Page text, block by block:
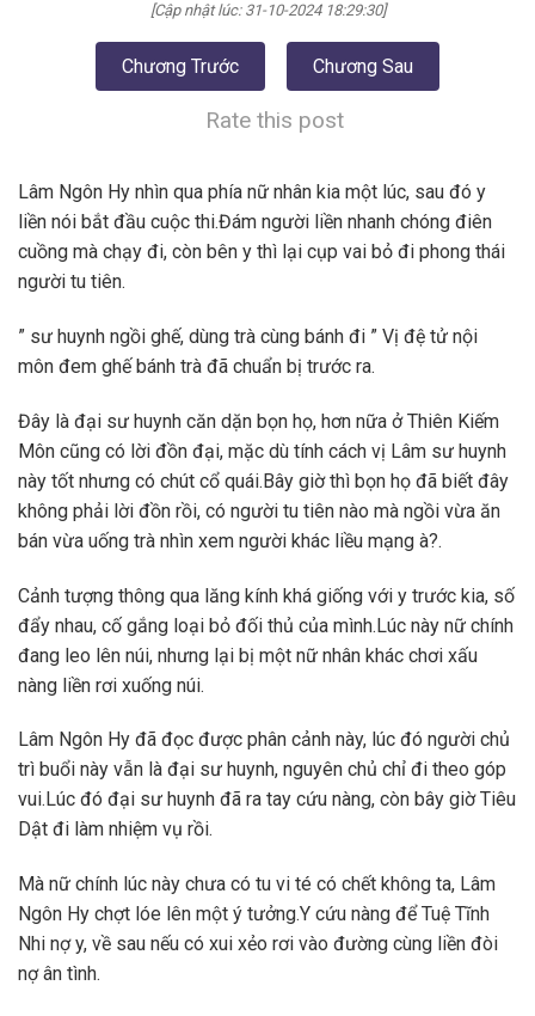
[Cập nhật lúc: 31-10-2024 18:29:30]
Chương Trước Chương Sau
Rate this post
Lâm Ngôn Hy nhìn qua phía nữ nhân kia một lúc, sau đó y
liền nói bắt đầu cuộc thi.Đám người liền nhanh chóng điên
cuồng mà chạy đi, còn bên y thì lại cụp vai bỏ đi phong thái
người tu tiên.
” sư huynh ngồi ghế, dùng trà cùng bánh đi ” Vị đệ tử nội
môn đem ghế bánh trà đã chuẩn bị trước ra.
Đây là đại sư huynh căn dặn bọn họ, hơn nữa ở Thiên Kiếm
Môn cũng có lời đồn đại, mặc dù tính cách vị Lâm sư huynh
này tốt nhưng có chút cổ quái.Bây giờ thì bọn họ đã biết đây
không phải lời đồn rồi, có người tu tiên nào mà ngồi vừa ăn
bán vừa uống trà nhìn xem người khác liều mạng à?.
Cảnh tượng thông qua lăng kính khá giống với y trước kia, số
đẩy nhau, cố gắng loại bỏ đối thủ của mình.Lúc này nữ chính
đang leo lên núi, nhưng lại bị một nữ nhân khác chơi xấu
nàng liền rơi xuống núi.
Lâm Ngôn Hy đã đọc được phân cảnh này, lúc đó người chủ
trì buổi này vẫn là đại sư huynh, nguyên chủ chỉ đi theo góp
vui.Lúc đó đại sư huynh đã ra tay cứu nàng, còn bây giờ Tiêu
Dật đi làm nhiệm vụ rồi.
Mà nữ chính lúc này chưa có tu vi té có chết không ta, Lâm
Ngôn Hy chợt lóe lên một ý tưởng.Y cứu nàng để Tuệ Tĩnh
Nhi nợ y, về sau nếu có xui xẻo rơi vào đường cùng liền đòi
nợ ân tình.